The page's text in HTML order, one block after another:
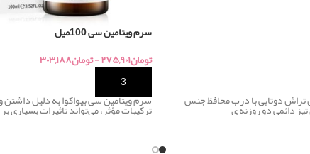
تراش دوتایی با درب محافظ جنس
دائمی دو روزنه ی
سرم ویتامین سی 100میل
تومان۲۷۵,۹۰۱-تومان۳۰۳,۱۸۸
سرم ویتامین سی بیواکوا به دلیل
ترکیبات مؤثر، می‌تواند تاثیرات